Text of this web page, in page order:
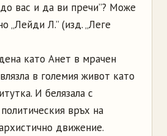
вас и да ви пречи”? Може
„Лейди Л.” (изд. „Леге
като Анет в мрачен
в големия живот като
И белязала с
връх на
движение.